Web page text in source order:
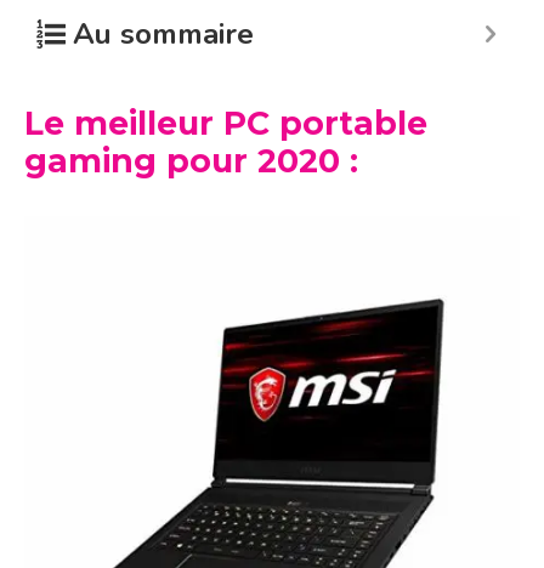
Au sommaire
Le meilleur PC portable
gaming pour 2020 :